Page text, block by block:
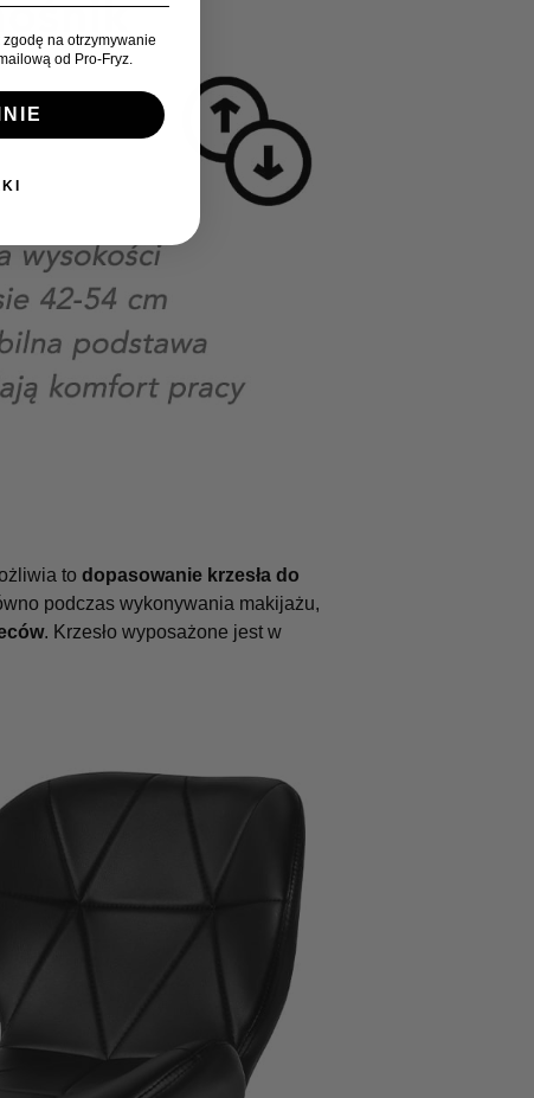
to dopasowanie krzesła do
podczas wykonywania makijażu,
. Krzesło wyposażone jest w
na otrzymywanie
od Pro-Fryz.